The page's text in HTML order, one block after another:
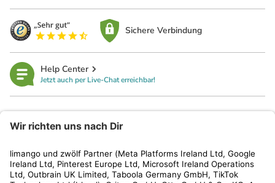
Sichere Verbindung
Help Center
Jetzt auch per Live-Chat erreichbar!
Kundenservice